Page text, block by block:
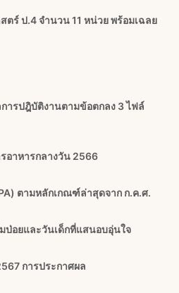
ร์ ป.4 จำนวน 11 หน่วย พร้อมเฉลย
ารปฎิบัติงานตามข้อตกลง 3 ไฟล์
อาหารกลางวัน 2566
ตามหลักเกณฑ์ล่าสุดจาก ก.ค.ศ.
ป่อยและวันเด็กที่แสนอบอุ่นใจ
การประกาศผล